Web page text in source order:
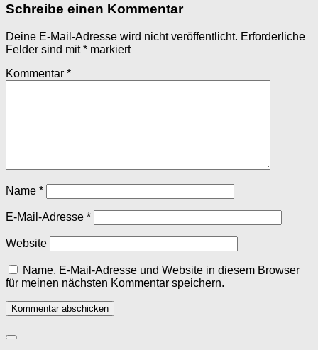
Schreibe einen Kommentar
Deine E-Mail-Adresse wird nicht veröffentlicht. Erforderliche
Felder sind mit* markiert
Kommentar *
Name *
E-Mail-Adresse *
Website
Name, E-Mail-Adresse und Website in diesem Browser
für meinen nächsten Kommentar speichern.